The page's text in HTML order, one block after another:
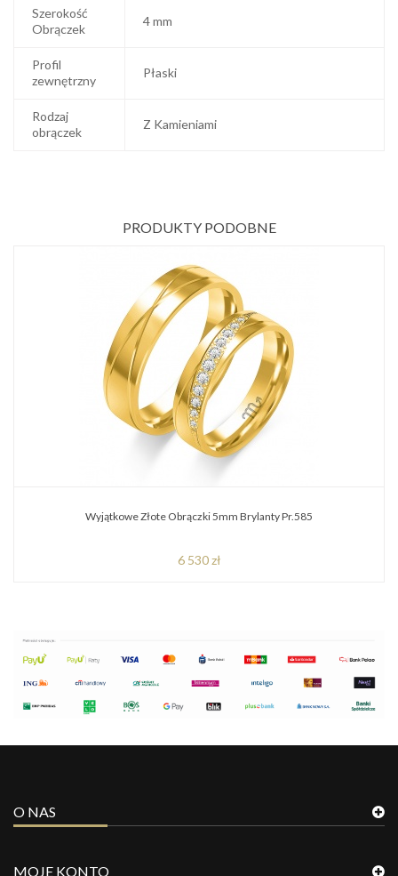
Szerokość
Obrączek
4 mm
Profil
zewnętrzny
Płaski
Rodzaj
obrączek
Z Kamieniami
PRODUKTY PODOBNE
Wyjątkowe Złote Obrączki 5mm Brylanty Pr.585
6 530 zł
O NAS
MOJE KONTO